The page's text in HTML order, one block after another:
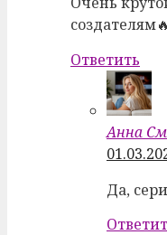
создателям🔥
Ответить
Анна
Да,